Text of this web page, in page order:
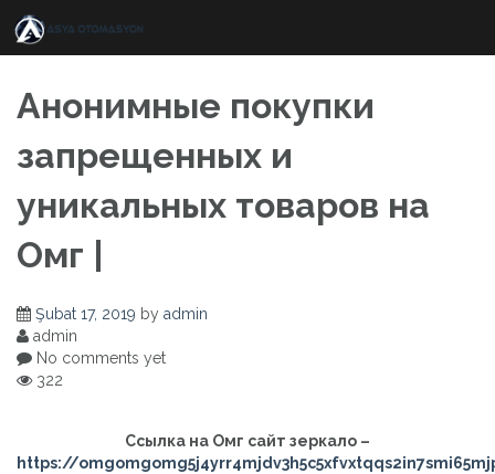
content
Анонимные покупки
запрещенных и
уникальных товаров на
Омг |
Şubat 17, 2019 by admin
admin
No comments yet
322
Ссылка на Омг сайт зеркало –
https://